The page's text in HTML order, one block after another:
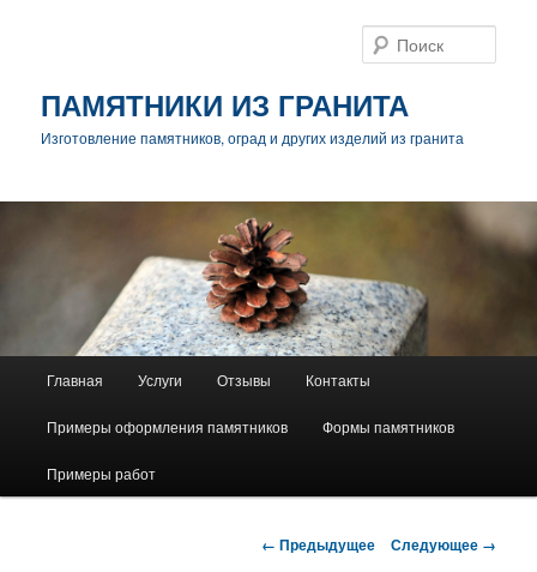
ПАМЯТНИКИ ИЗ ГРАНИТА
Изготовление памятников, оград и других изделий из гранита
Перейти
к
основному
Главная Услуги Отзывы Контакты
Примеры оформления памятников Формы памятников
Примеры работ
Навигация
← Предыдущее Следующее →